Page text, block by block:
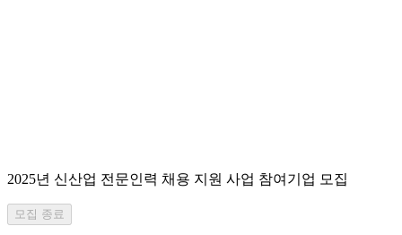
2025년 신산업 전문인력 채용 지원 사업 참여기업 모집
모집 종료